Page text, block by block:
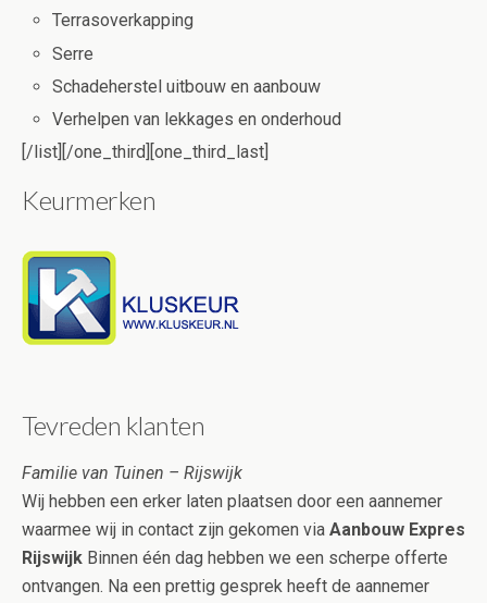
Terrasoverkapping
Serre
Schadeherstel uitbouw en aanbouw
Verhelpen van lekkages en onderhoud
[/list][/one_third][one_third_last]
Keurmerken
Tevreden klanten
Familie van Tuinen – Rijswijk
Wij hebben een erker laten plaatsen door een aannemer
waarmee wij in contact zijn gekomen via Aanbouw Expres
Rijswijk Binnen één dag hebben we een scherpe offerte
ontvangen. Na een prettig gesprek heeft de aannemer